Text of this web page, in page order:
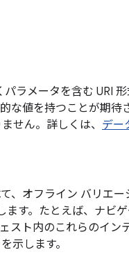
ラメータを含む URI
な値を持つことが期待
せん。詳しくは、 デー
、オフライン バリエ
ます。たとえば、ナビ
スト内のこれらのイン
示します。